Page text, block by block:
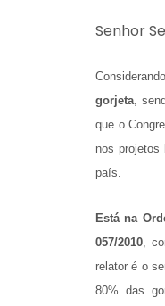
Senhor
gorjeta,
que o
nos projetos
país.
Está na
057/2010,
relator é o
80% das